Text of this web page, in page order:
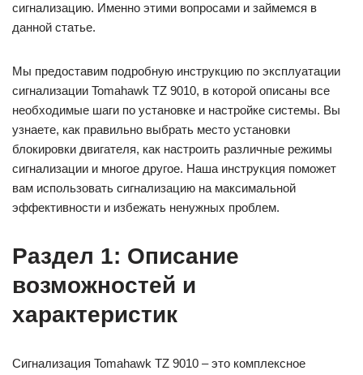
сигнализацию. Именно этими вопросами и займемся в
данной статье.
Мы предоставим подробную инструкцию по эксплуатации
сигнализации Tomahawk TZ 9010, в которой описаны все
необходимые шаги по установке и настройке системы. Вы
узнаете, как правильно выбрать место установки
блокировки двигателя, как настроить различные режимы
сигнализации и многое другое. Наша инструкция поможет
вам использовать сигнализацию на максимальной
эффективности и избежать ненужных проблем.
Раздел 1: Описание
возможностей и
характеристик
Сигнализация Tomahawk TZ 9010 – это комплексное